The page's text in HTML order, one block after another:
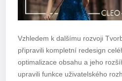
Vzhledem k dalšímu rozvoji
připravili kompletní redesign
optimalizace obsahu a jeho
upravili funkce uživatelského